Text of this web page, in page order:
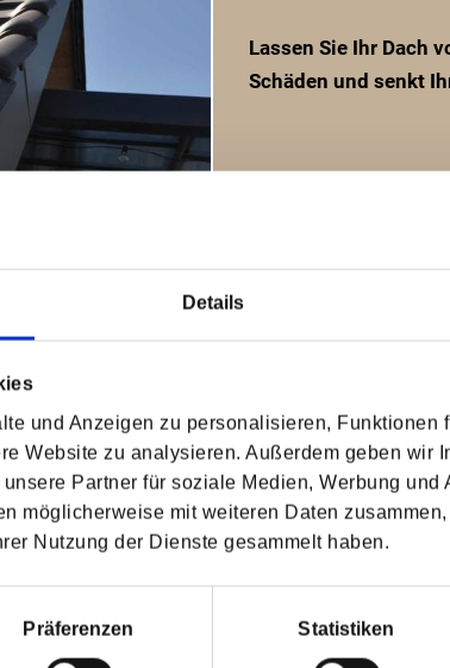
Details
und Anzeigen zu personalisieren, Funktionen
Website zu analysieren. Außerdem geben wir
Partner für soziale Medien, Werbung und
möglicherweise mit weiteren Daten
Nutzung der Dienste gesammelt haben.
Präferenzen Statistiken
Lassen Sie Ihr Dach
Schäden und senkt